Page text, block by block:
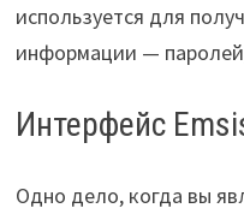
используется для
информации —
Интерфейс
Одно дело, когда вы